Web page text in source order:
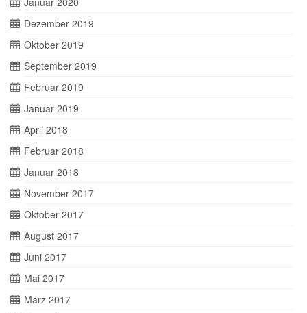
Dezember 2019
Oktober 2019
September 2019
Februar 2019
Januar 2019
April 2018
Februar 2018
Januar 2018
November 2017
Oktober 2017
August 2017
Juni 2017
Mai 2017
März 2017